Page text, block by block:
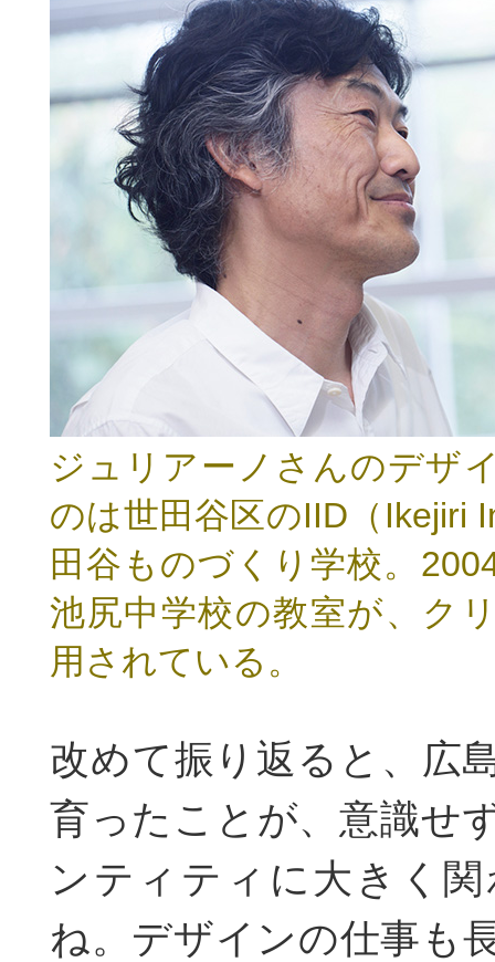
ジュリアーノさんのデザ
のは世田谷区のIID（Ikejiri
田谷ものづくり学校。
池尻中学校の教室が、ク
用されている。
改めて振り返ると、広
育ったことが、意識せ
ンティティに大きく
ね。デザインの仕事も